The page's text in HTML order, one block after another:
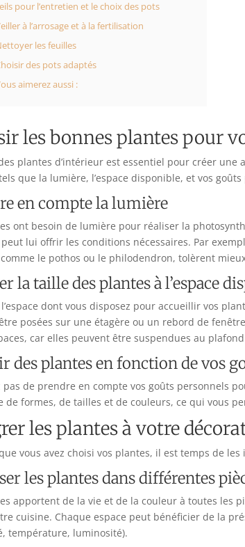
pour l’entretien et le choix des pots
à l’arrosage et à la fertilisation
les feuilles
des pots adaptés
aimerez aussi :
les bonnes plantes pour
plantes d’intérieur est essentiel pour créer
que la lumière, l’espace disponible, et vos
en compte la lumière
ont besoin de lumière pour réaliser la
lui offrir les conditions nécessaires. Par
comme le pothos ou le philodendron, tolèrent
la taille des plantes à l’espace
l’espace dont vous disposez pour accueillir vos
posées sur une étagère ou un rebord de
car elles peuvent être suspendues au
des plantes en fonction de vos
pas de prendre en compte vos goûts personnels
de formes, de tailles et de couleurs, ce qui vous
les plantes à votre
vous avez choisi vos plantes, il est temps de
les plantes dans différentes
apportent de la vie et de la couleur à toutes les
cuisine. Chaque espace peut bénéficier de la
température, luminosité).